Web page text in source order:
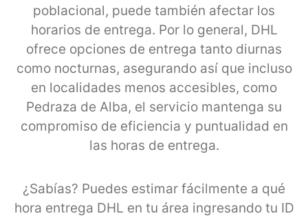
poblacional, puede también afectar los
horarios de entrega. Por lo general, DHL
ofrece opciones de entrega tanto diurnas
como nocturnas, asegurando así que incluso
en localidades menos accesibles, como
Pedraza de Alba, el servicio mantenga su
compromiso de eficiencia y puntualidad en
las horas de entrega.
¿Sabías? Puedes estimar fácilmente a qué
hora entrega DHL en tu área ingresando tu ID